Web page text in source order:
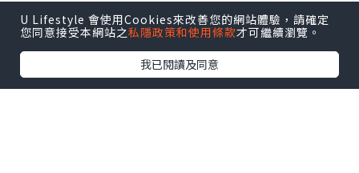
U Lifestyle 會使用Cookies來改善您的網站體驗，請確定
您同意接受本網站之私隱政策和使用條款才可繼續瀏覽。
我已閱讀及同意